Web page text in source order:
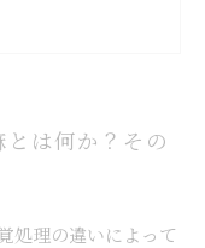
果的な支援や環
理解のポイント
門家が教える実践
は何か？その
処理の違いによって